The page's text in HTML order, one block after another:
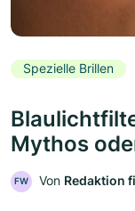
Spezielle Brillen
Mythos
FW Von Redaktion